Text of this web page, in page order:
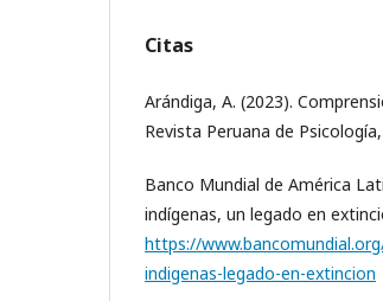
Citas
Arándiga, A. (2023).
Revista Peruana de
Banco Mundial de América
indígenas, un legado en
https://
indigenas-legado-en-extincion